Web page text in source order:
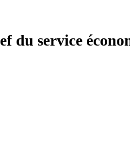
du service